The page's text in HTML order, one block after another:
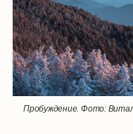
Пробуждение. Фото: